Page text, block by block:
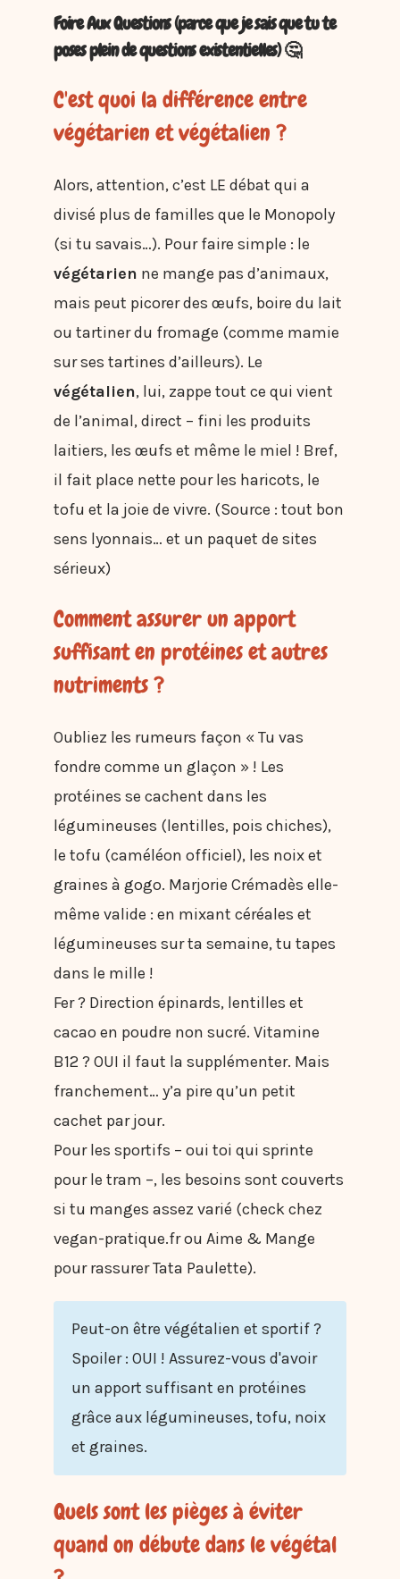
Foire Aux Questions (parce que je sais que tu te
poses plein de questions existentielles) 🤔
C'est quoi la différence entre
végétarien et végétalien ?
Alors, attention, c’est LE débat qui a
divisé plus de familles que le Monopoly
(si tu savais…). Pour faire simple : le
végétarien ne mange pas d’animaux,
mais peut picorer des œufs, boire du lait
ou tartiner du fromage (comme mamie
sur ses tartines d’ailleurs). Le
végétalien, lui, zappe tout ce qui vient
de l’animal, direct – fini les produits
laitiers, les œufs et même le miel ! Bref,
il fait place nette pour les haricots, le
tofu et la joie de vivre. (Source : tout bon
sens lyonnais… et un paquet de sites
sérieux)
Comment assurer un apport
suffisant en protéines et autres
nutriments ?
Oubliez les rumeurs façon « Tu vas
fondre comme un glaçon » ! Les
protéines se cachent dans les
légumineuses (lentilles, pois chiches),
le tofu (caméléon officiel), les noix et
graines à gogo. Marjorie Crémadès elle-
même valide : en mixant céréales et
légumineuses sur ta semaine, tu tapes
dans le mille !
Fer ? Direction épinards, lentilles et
cacao en poudre non sucré. Vitamine
B12 ? OUI il faut la supplémenter. Mais
franchement… y’a pire qu’un petit
cachet par jour.
Pour les sportifs – oui toi qui sprinte
pour le tram –, les besoins sont couverts
si tu manges assez varié (check chez
vegan-pratique.fr ou Aime & Mange
pour rassurer Tata Paulette).
Peut-on être végétalien et sportif ?
Spoiler : OUI ! Assurez-vous d'avoir
un apport suffisant en protéines
grâce aux légumineuses, tofu, noix
et graines.
Quels sont les pièges à éviter
quand on débute dans le végétal